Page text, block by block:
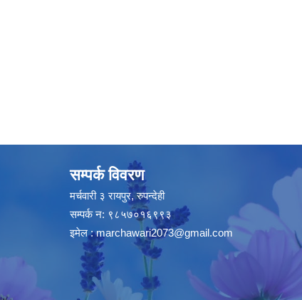
सम्पर्क विवरण
मर्चवारी ३ रायपुर, रुपन्देही
सम्पर्क न: ९८५७०१६९९३
इमेल :marchawari2073@gmail.com